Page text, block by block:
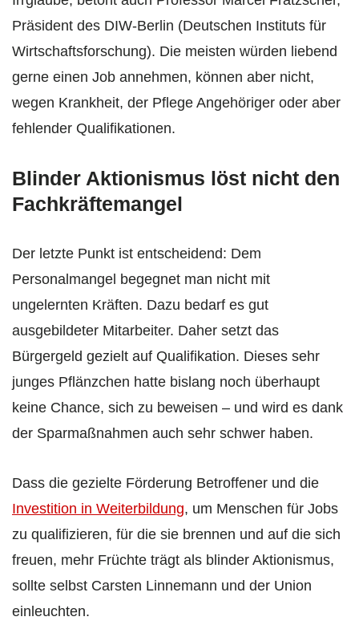
Präsident des DIW-Berlin (Deutschen Instituts für
Wirtschaftsforschung). Die meisten würden liebend
gerne einen Job annehmen, können aber nicht,
wegen Krankheit, der Pflege Angehöriger oder aber
fehlender Qualifikationen.
Blinder Aktionismus löst nicht den
Fachkräftemangel
Der letzte Punkt ist entscheidend: Dem
Personalmangel begegnet man nicht mit
ungelernten Kräften. Dazu bedarf es gut
ausgebildeter Mitarbeiter. Daher setzt das
Bürgergeld gezielt auf Qualifikation. Dieses sehr
junges Pflänzchen hatte bislang noch überhaupt
keine Chance, sich zu beweisen – und wird es dank
der Sparmaßnahmen auch sehr schwer haben.
Dass die gezielte Förderung Betroffener und die
Investition in Weiterbildung, um Menschen für Jobs
zu qualifizieren, für die sie brennen und auf die sich
freuen, mehr Früchte trägt als blinder Aktionismus,
sollte selbst Carsten Linnemann und der Union
einleuchten.